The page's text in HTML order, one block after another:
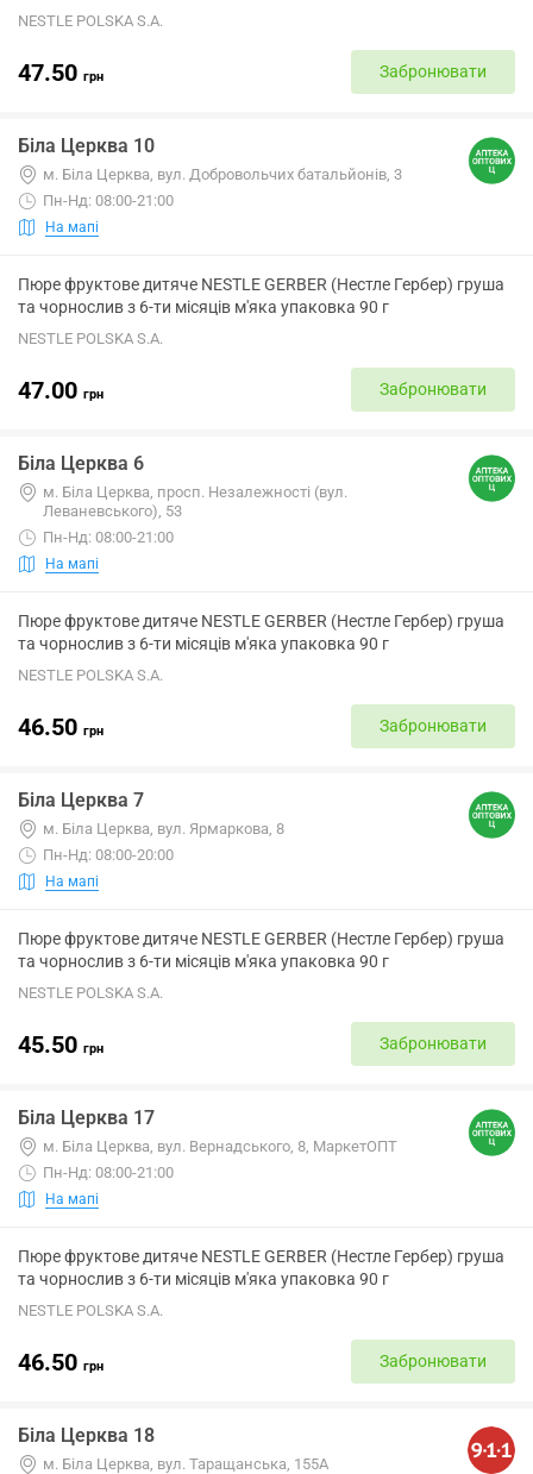
NESTLE POLSKA S.A.
47.50 грн Забронювати
Біла Церква 10
м. Біла Церква, вул. Добровольчих батальйонів, 3
Пн-Нд: 08:00-21:00
На мапі
Пюре фруктове дитяче NESTLE GERBER (Нестле Гербер) груша
та чорнослив з 6-ти місяців м'яка упаковка 90 г
NESTLE POLSKA S.A.
47.00 грн Забронювати
Біла Церква 6
м. Біла Церква, просп. Незалежності (вул.
Леваневського), 53
Пн-Нд: 08:00-21:00
На мапі
Пюре фруктове дитяче NESTLE GERBER (Нестле Гербер) груша
та чорнослив з 6-ти місяців м'яка упаковка 90 г
NESTLE POLSKA S.A.
46.50 грн Забронювати
Біла Церква 7
м. Біла Церква, вул. Ярмаркова, 8
Пн-Нд: 08:00-20:00
На мапі
Пюре фруктове дитяче NESTLE GERBER (Нестле Гербер) груша
та чорнослив з 6-ти місяців м'яка упаковка 90 г
NESTLE POLSKA S.A.
45.50 грн Забронювати
Біла Церква 17
м. Біла Церква, вул. Вернадського, 8, МаркетОПТ
Пн-Нд: 08:00-21:00
На мапі
Пюре фруктове дитяче NESTLE GERBER (Нестле Гербер) груша
та чорнослив з 6-ти місяців м'яка упаковка 90 г
NESTLE POLSKA S.A.
46.50 грн Забронювати
Біла Церква 18
м. Біла Церква, вул. Таращанська, 155А